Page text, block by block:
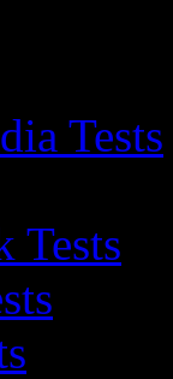
Tests
Tests